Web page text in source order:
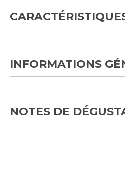
INFORMATIONS
NOTES DE